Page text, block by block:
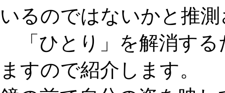
いるのではないかと推
「ひとり」 を解消す
ますので紹介します。